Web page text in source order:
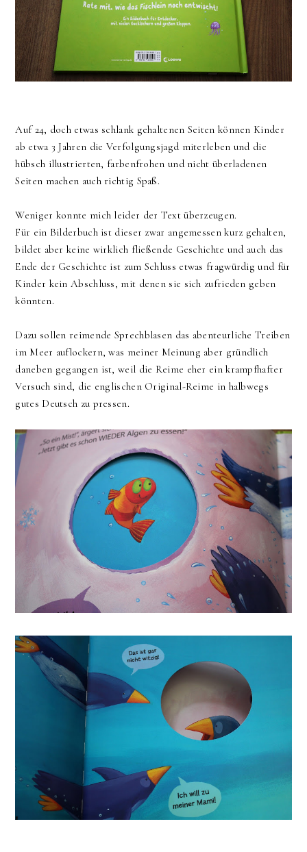
Auf 24, doch etwas schlank gehaltenen Seiten können Kinder
ab etwa 3 Jahren die Verfolgungsjagd miterleben und die
hübsch illustrierten, farbenfrohen und nicht überladenen
Seiten machen auch richtig Spaß.
Weniger konnte mich leider der Text überzeugen.
Für ein Bilderbuch ist dieser zwar angemessen kurz gehalten,
bildet aber keine wirklich fließende Geschichte und auch das
Ende der Geschichte ist zum Schluss etwas fragwürdig und für
Kinder kein Abschluss, mit denen sie sich zufrieden geben
könnten.
Dazu sollen reimende Sprechblasen das abenteurliche Treiben
im Meer auflockern, was meiner Meinung aber gründlich
daneben gegangen ist, weil die Reime eher ein krampfhafter
Versuch sind, die englischen Original-Reime in halbwegs
gutes Deutsch zu pressen.